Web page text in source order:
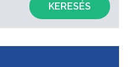
KERESÉS